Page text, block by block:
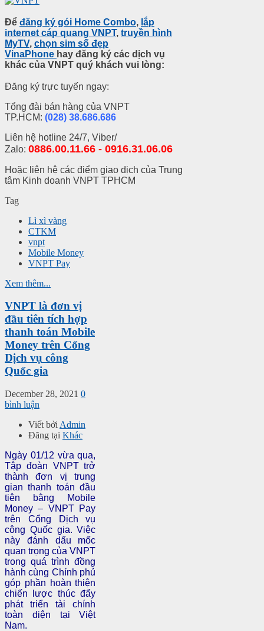
Để đăng ký gói Home Combo, lắp
internet cáp quang VNPT, truyền hình
MyTV, chọn sim số đẹp
VinaPhone hay đăng ký các dịch vụ
khác của VNPT quý khách vui lòng:
Đăng ký trực tuyến ngay:
Tổng đài bán hàng của VNPT
TP.HCM: (028) 38.686.686
Liên hệ hotline 24/7, Viber/
Zalo: 0886.00.11.66 - 0916.31.06.06
Hoặc liên hệ các điểm giao dịch của Trung
tâm Kinh doanh VNPT TPHCM
Tag
Lì xì vàng
CTKM
vnpt
Mobile Money
VNPT Pay
Xem thêm...
VNPT là đơn vị
đầu tiên tích hợp
thanh toán Mobile
Money trên Cổng
Dịch vụ công
Quốc gia
December 28, 2021 0
bình luận
Viết bởi Admin
Đăng tại Khác
Ngày 01/12 vừa qua,
Tập đoàn VNPT trở
thành đơn vị trung
gian thanh toán đầu
tiên bằng Mobile
Money – VNPT Pay
trên Cổng Dịch vụ
công Quốc gia. Việc
này đánh dấu mốc
quan trọng của VNPT
trong quá trình đồng
hành cùng Chính phủ
góp phần hoàn thiện
chiến lược thúc đẩy
phát triển tài chính
toàn diện tại Việt
Nam.